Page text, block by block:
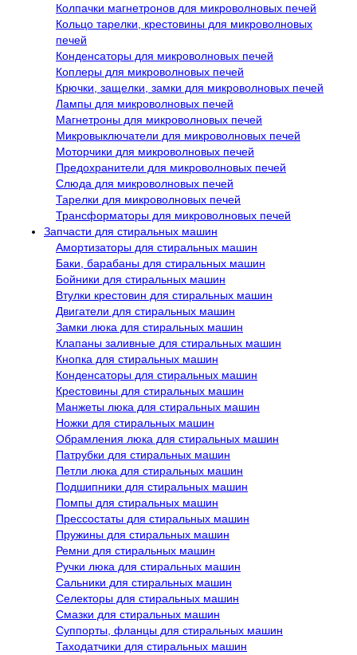
Колпачки магнетронов для микроволновых печей
Кольцо тарелки, крестовины для микроволновых
печей
Конденсаторы для микроволновых печей
Коплеры для микроволновых печей
Крючки, защелки, замки для микроволновых печей
Лампы для микроволновых печей
Магнетроны для микроволновых печей
Микровыключатели для микроволновых печей
Моторчики для микроволновых печей
Предохранители для микроволновых печей
Слюда для микроволновых печей
Тарелки для микроволновых печей
Трансформаторы для микроволновых печей
Запчасти для стиральных машин
Амортизаторы для стиральных машин
Баки, барабаны для стиральных машин
Бойники для стиральных машин
Втулки крестовин для стиральных машин
Двигатели для стиральных машин
Замки люка для стиральных машин
Клапаны заливные для стиральных машин
Кнопка для стиральных машин
Конденсаторы для стиральных машин
Крестовины для стиральных машин
Манжеты люка для стиральных машин
Ножки для стиральных машин
Обрамления люка для стиральных машин
Патрубки для стиральных машин
Петли люка для стиральных машин
Подшипники для стиральных машин
Помпы для стиральных машин
Прессостаты для стиральных машин
Пружины для стиральных машин
Ремни для стиральных машин
Ручки люка для стиральных машин
Сальники для стиральных машин
Селекторы для стиральных машин
Смазки для стиральных машин
Суппорты, фланцы для стиральных машин
Таходатчики для стиральных машин